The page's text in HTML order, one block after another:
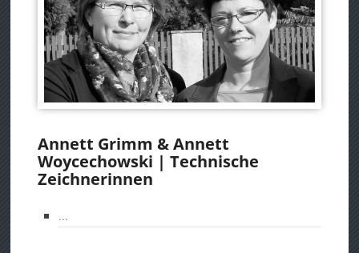
Annett Grimm & Annett
Woycechowski | Technische
Zeichnerinnen
...